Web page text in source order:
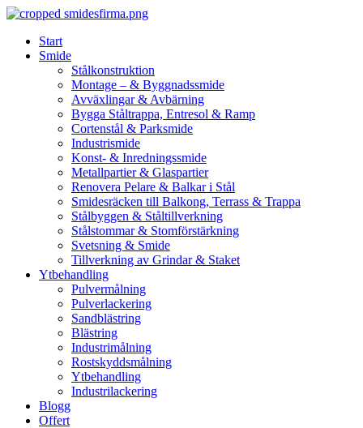
Skip
contentStart
Smide
Stålkonstruktion
Montage – & Byggnadssmide
Avväxlingar & Avbärning
Bygga Ståltrappa, Entresol & Ramp
Cortenstål & Parksmide
Industrismide
Konst- & Inredningssmide
Metallpartier & Glaspartier
Renovera Pelare & Balkar i Stål
Smidesräcken till Balkong, Terrass & Trappa
Stålbyggen & Ståltillverkning
Stålstommar & Stomförstärkning
Svetsning & Smide
Tillverkning av Grindar & Staket
Ytbehandling
Pulvermålning
Pulverlackering
Sandblästring
Blästring
Industrimålning
Rostskyddsmålning
Ytbehandling
Industrilackering
Blogg
Offert